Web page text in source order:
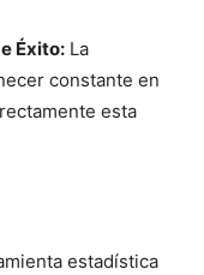
Éxito: La
constante en
esta
estadística